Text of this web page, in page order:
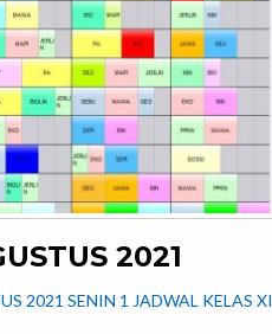
2021
2021 SENIN 1 JADWAL KELAS XI